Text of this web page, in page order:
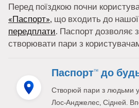
Перед поїздкою почни
«Паспорт», що входить до нашої
передплати. Паспорт дозволяє
створювати пари з
Паспорт™ до
Створюй пари з людьми у
Лос-Анджелес, Сідней.